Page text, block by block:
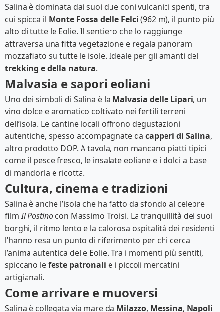
Salina è dominata dai suoi due coni vulcanici spenti, tra
cui spicca il Monte Fossa delle Felci (962 m), il punto più
alto di tutte le Eolie. Il sentiero che lo raggiunge
attraversa una fitta vegetazione e regala panorami
mozzafiato su tutte le isole. Ideale per gli amanti del
trekking e della natura.
Malvasia e sapori eoliani
Uno dei simboli di Salina è la Malvasia delle Lipari, un
vino dolce e aromatico coltivato nei fertili terreni
dell’isola. Le cantine locali offrono degustazioni
autentiche, spesso accompagnate da capperi di Salina,
altro prodotto DOP. A tavola, non mancano piatti tipici
come il pesce fresco, le insalate eoliane e i dolci a base
di mandorla e ricotta.
Cultura, cinema e tradizioni
Salina è anche l’isola che ha fatto da sfondo al celebre
filmIl Postino con Massimo Troisi. La tranquillità dei suoi
borghi, il ritmo lento e la calorosa ospitalità dei residenti
l’hanno resa un punto di riferimento per chi cerca
l’anima autentica delle Eolie. Tra i momenti più sentiti,
spiccano lefeste patronali e i piccoli mercatini
artigianali.
Come arrivare e muoversi
Salina è collegata via mare da Milazzo, Messina, Napoli